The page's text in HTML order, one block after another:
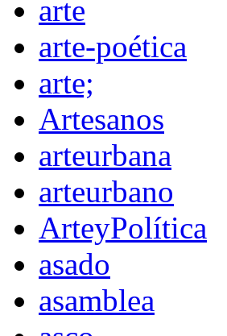
arte
arte-poética
arte;
Artesanos
arteurbana
arteurbano
ArteyPolítica
asado
asamblea